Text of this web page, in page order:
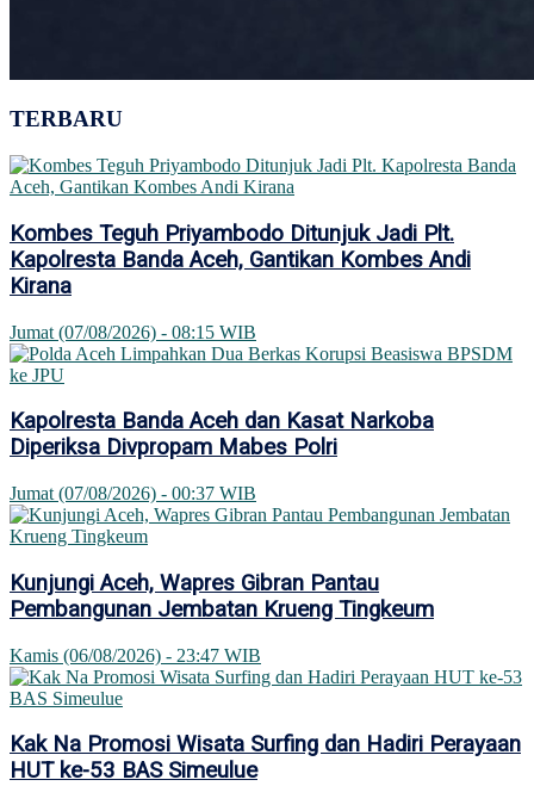
TERBARU
Kombes Teguh Priyambodo Ditunjuk Jadi Plt.
Kapolresta Banda Aceh, Gantikan Kombes Andi
Kirana
Jumat (07/08/2026) - 08:15 WIB
Kapolresta Banda Aceh dan Kasat Narkoba
Diperiksa Divpropam Mabes Polri
Jumat (07/08/2026) - 00:37 WIB
Kunjungi Aceh, Wapres Gibran Pantau
Pembangunan Jembatan Krueng Tingkeum
Kamis (06/08/2026) - 23:47 WIB
Kak Na Promosi Wisata Surfing dan Hadiri Perayaan
HUT ke-53 BAS Simeulue